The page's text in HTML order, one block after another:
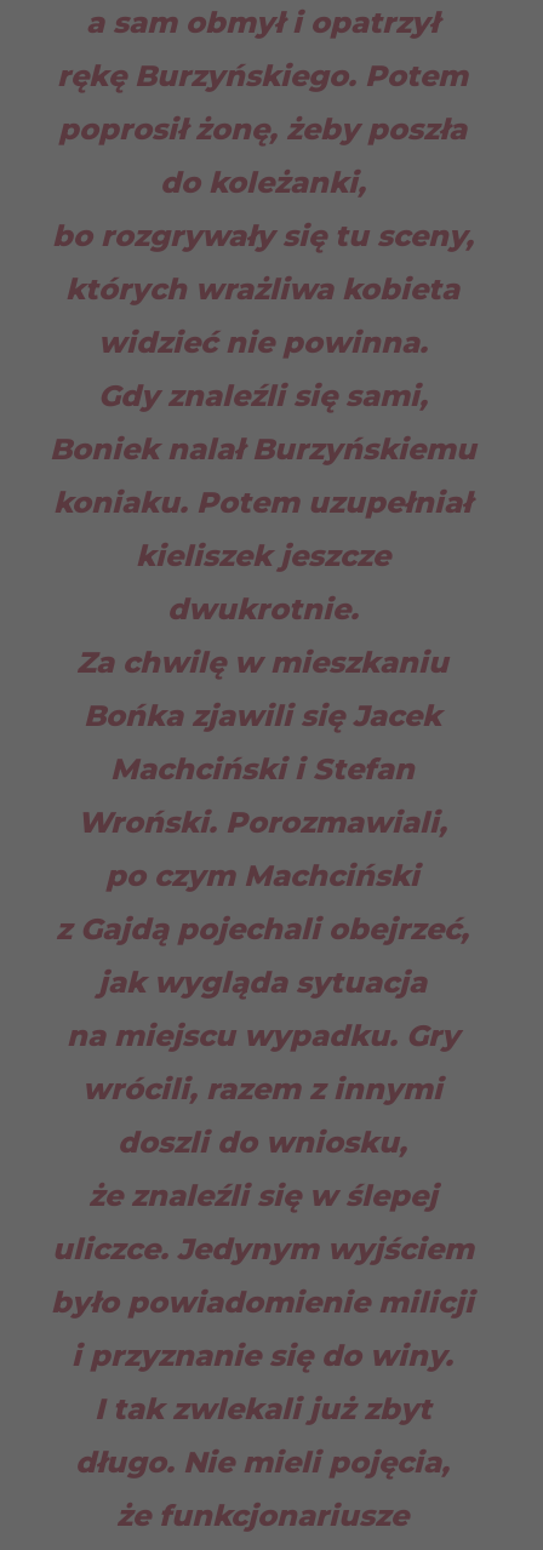
a sam obmył i opatrzył
rękę Burzyńskiego. Potem
poprosił żonę, żeby poszła
do koleżanki,
bo rozgrywały się tu sceny,
których wrażliwa kobieta
widzieć nie powinna.
Gdy znaleźli się sami,
Boniek nalał Burzyńskiemu
koniaku. Potem uzupełniał
kieliszek jeszcze
dwukrotnie.
Za chwilę w mieszkaniu
Bońka zjawili się Jacek
Machciński i Stefan
Wroński. Porozmawiali,
po czym Machciński
z Gajdą pojechali obejrzeć,
jak wygląda sytuacja
na miejscu wypadku. Gry
wrócili, razem z innymi
doszli do wniosku,
że znaleźli się w ślepej
uliczce. Jedynym wyjściem
było powiadomienie milicji
i przyznanie się do winy.
I tak zwlekali już zbyt
długo. Nie mieli pojęcia,
że funkcjonariusze